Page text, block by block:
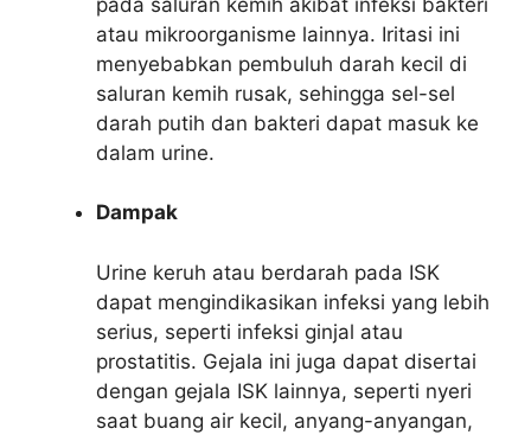
atau mikroorganisme lainnya. Iritasi ini
menyebabkan pembuluh darah kecil di
saluran kemih rusak, sehingga sel-sel
darah putih dan bakteri dapat masuk ke
dalam urine.
Dampak
Urine keruh atau berdarah pada ISK
dapat mengindikasikan infeksi yang lebih
serius, seperti infeksi ginjal atau
prostatitis. Gejala ini juga dapat disertai
dengan gejala ISK lainnya, seperti nyeri
saat buang air kecil, anyang-anyangan,